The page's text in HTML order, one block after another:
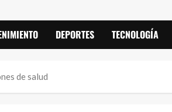
DEPORTES TECNOLOGÍA
de salud